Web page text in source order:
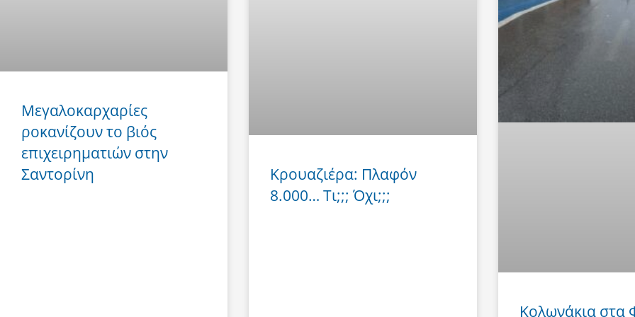
Μεγαλοκαρχαρίες
ροκανίζουν το βιός
επιχειρηματιών στην
Σαντορίνη
Κρουαζιέρα: Πλαφόν
8.000… Τι;;; Όχι;;;
Κολωνάκια στα